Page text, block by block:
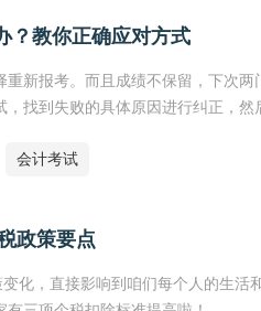
？教你正确应对方式
新报考。而且成绩不保留，下次
找到失败的具体原因进行纠正，然
会计考试
政策要点
化，直接影响到咱们每个人的生